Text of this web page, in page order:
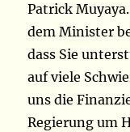
Patrick
dem Minister
dass Sie
auf viele
uns die
Regierung um